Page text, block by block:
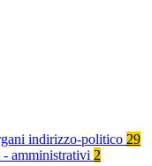
indirizzo-politico 29
amministrativi 2